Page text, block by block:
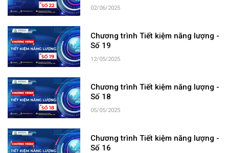
02/06/2025
Chương trình Tiết kiệm năng lượng -
Số 19
12/05/2025
Chương trình Tiết kiệm năng lượng -
Số 18
05/05/2025
Chương trình Tiết kiệm năng lượng -
Số 16